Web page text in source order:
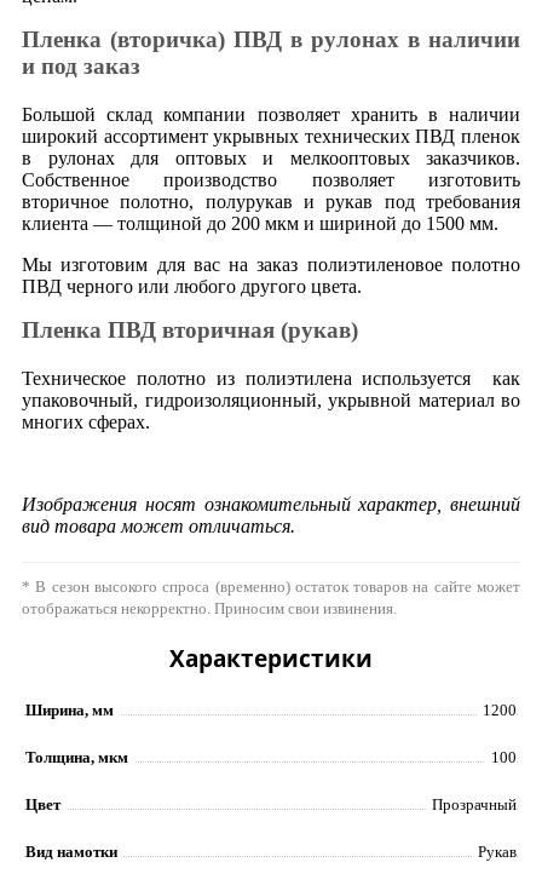
Пленка (вторичка) ПВД в рулонах в наличии
и под заказ
Большой склад компании позволяет хранить в наличии
широкий ассортимент укрывных технических ПВД пленок
в рулонах для оптовых и мелкооптовых заказчиков.
Собственное производство позволяет изготовить
вторичное полотно, полурукав и рукав под требования
клиента — толщиной до 200 мкм и шириной до 1500 мм.
Мы изготовим для вас на заказ полиэтиленовое полотно
ПВД черного или любого другого цвета.
Пленка ПВД вторичная (рукав)
Техническое полотно из полиэтилена используется как
упаковочный, гидроизоляционный, укрывной материал во
многих сферах.
Изображения носят ознакомительный характер, внешний
вид товара может отличаться.
* В сезон высокого спроса (временно) остаток товаров на сайте может
отображаться некорректно. Приносим свои извинения.
Характеристики
Ширина, мм 1200
Толщина, мкм 100
Цвет Прозрачный
Вид намотки Рукав